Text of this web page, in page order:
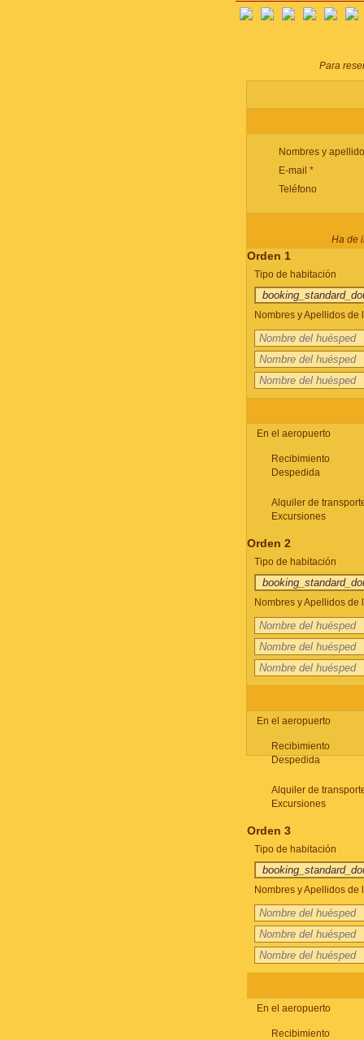
Para
Nombres y
E-mail *
Teléfono
Ha de
Orden 1
Tipo de habitación
Nombres y Apellidos
En el aeropuerto
Recibimiento
Despedida
Alquiler de
Excursiones
Orden 2
Tipo de habitación
Nombres y Apellidos
En el aeropuerto
Recibimiento
Despedida
Alquiler de
Excursiones
Orden 3
Tipo de habitación
Nombres y Apellidos
En el aeropuerto
Recibimiento